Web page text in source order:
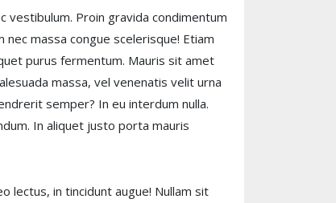
vestibulum. Proin gravida condimentum
massa congue scelerisque! Etiam
purus fermentum. Mauris sit amet
massa, vel venenatis velit urna
semper? In eu interdum nulla.
In aliquet justo porta mauris
lectus, in tincidunt augue! Nullam sit